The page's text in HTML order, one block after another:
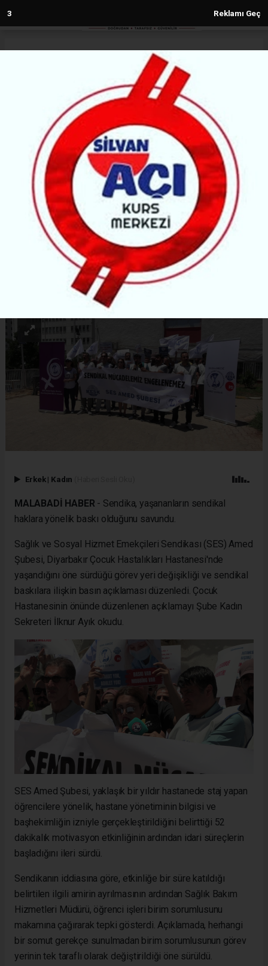
2 Reklamı Geç
SES'ten Görev Değişikliği Tepkisi
(H M) - Haber Merkezi | 29.06.2026 - 14:15, Güncelleme: 29.06.2026 - 14:15
63058+ kez okundu.
Diyarbakır Çocuk Hastalıkları Hastanesi’nde
stajyerlere yönelik motivasyon etkinliği sonrası
birim sorumlusunun görev yerinin değiştirilmesi ve
sendika temsilcilerine tehdit iddiaları üzerine SES
Amed Şubesi basın açıklaması yaptı.
ABONE OL
Erkek | Kadın
MALABADİ HABER - Sendika, yaşananların sendikal
haklara yönelik baskı olduğunu savundu.
Sağlık ve Sosyal Hizmet Emekçileri Sendikası (SES) Amed
Şubesi, Diyarbakır Çocuk Hastalıkları Hastanesi'nde
yaşandığını öne sürdüğü görev yeri değişikliği ve sendikal
baskılara ilişkin basın açıklaması düzenledi. Çocuk
Hastanesinin önünde düzenlenen açıklamayı Şube Kadın
Sekreteri İlknur Ayık okudu.
SES Amed Şubesi, yaklaşık bir yıldır hastanede staj yapan
öğrencilere yönelik, hastane yönetiminin bilgisi ve
başhekimliğin izniyle gerçekleştirildiğini belirttiği 52
dakikalık motivasyon etkinliğinin ardından idari süreçlerin
başladığını ileri sürdü.
Sendikanın iddiasına göre, etkinliğe bir süre katıldığı
belirtilen ilgili amirin ayrılmasının ardından Sağlık Bakım
Hizmetleri Müdürü, öğrenci işleri birim sorumlusunu
makamına çağırarak tepki gösterdi. Açıklamada, herhangi
bir somut gerekçe sunulmadan birim sorumlusunun görev
yerinin tek taraflı olarak değiştirildiği öne sürüldü.